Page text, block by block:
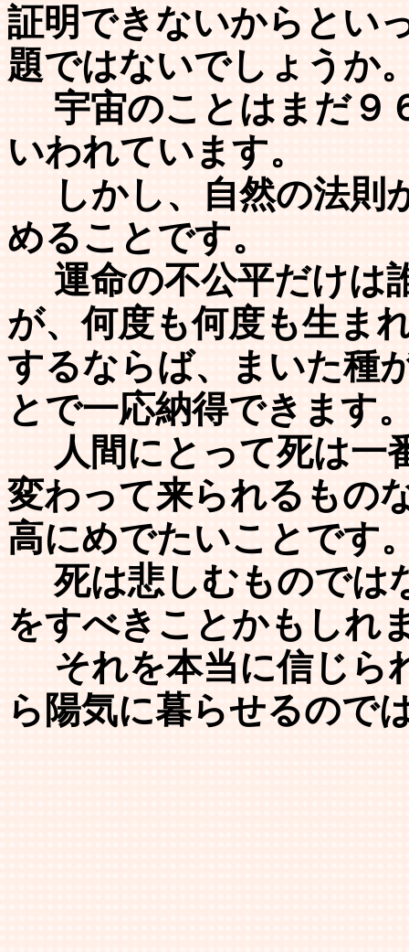
証明できないからとい
題ではないでしょうか
宇宙のことはまだ９
いわれています。
しかし、自然の法則
めることです。
運命の不公平だけは
が、何度も何度も生ま
するならば、まいた種
とで一応納得できます
人間にとって死は一
変わって来られるもの
高にめでたいことです
死は悲しむものでは
をすべきことかもしれ
それを本当に信じら
ら陽気に暮らせるので